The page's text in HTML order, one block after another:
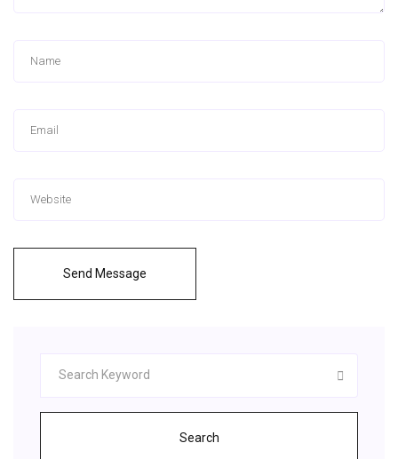
Send Message
Search